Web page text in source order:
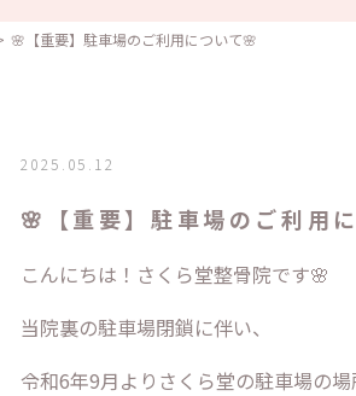
🌸【重要】駐車場のご利用について🌸
2025.05.12
🌸【重要】駐車場のご利用
こんにちは！さくら堂整骨院です🌸
当院裏の駐車場閉鎖に伴い、
令和6年9月よりさくら堂の駐車場の